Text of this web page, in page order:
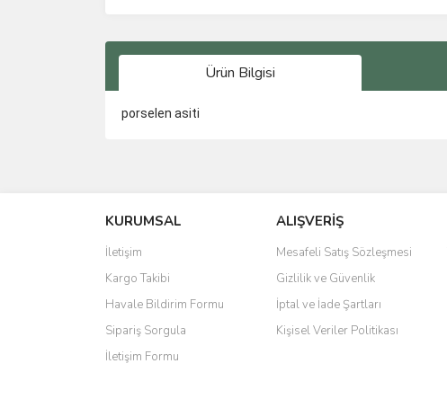
Ürün Bilgisi
porselen asiti
Ürün resmi kalitesiz, bozuk veya görüntülenemiyor.
Ürün açıklamasında eksik bilgiler bulunuyor.
Ürün bilgilerinde hatalar bulunuyor.
Ürün fiyatı diğer sitelerden daha pahalı.
Bu ürüne benzer farklı alternatifler olmalı.
KURUMSAL
İletişim
Kargo Takibi
Havale Bildirim Formu
Sipariş Sorgula
İletişim Formu
ALIŞVERİŞ
Mesafeli Satış Sözleşmesi
Gizlilik ve Güvenlik
İptal ve İade Şartları
Kişisel Veriler Politikası